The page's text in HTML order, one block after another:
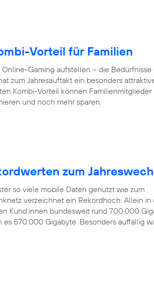
Vorteil für Familien
Gaming aufstellen – die Bedürfnisse
zum Jahresauftakt ein besonders
Kombi-Vorteil können Familienmitglieder
und noch mehr sparen.
zum
so viele mobile Daten genutzt wie zum
verzeichnet ein Rekordhoch: Allein in
Kund:innen bundesweit rund 700.000
es 570.000 Gigabyte. Besonders auffällig